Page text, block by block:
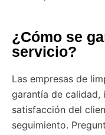
¿Cómo se
servicio?
Las empresas de
garantía de calidad,
satisfacción del
seguimiento.